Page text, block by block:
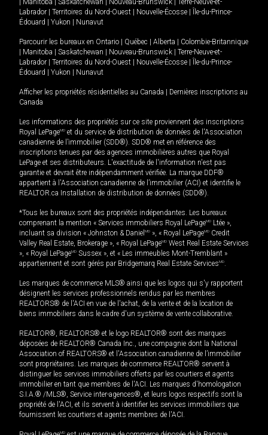
Manitoba Saskatchewan Nouveau-Brunswick
Terre-Neuve-et-
Labrador
Territoires du Nord-Ouest Nouvelle-Écosse
Île-du-Prince-
Édouard
Yukon Nunavut
Parcourir les bureaux en Ontario Québec Alberta
Colombie-Britannique
Manitoba Saskatchewan Nouveau-Brunswick
Terre-Neuve-et-
Labrador
Territoires du Nord-Ouest Nouvelle-Écosse
Île-du-Prince-
Édouard
Yukon Nunavut
Afficher les propriétés résidentielles au Canada
Dernières inscriptions au
Canada
Les informations des propriétés sur ce site proviennent des inscriptions
Royal LePageMD et du service de distribution de données de l'Association
canadienne de l’immobilier (SDD®). SDD® met en référence des
inscriptions tenues par des agences immobilières autres que Royal
LePage et ses distributeurs. L'exactitude de l'information n'est pas
garantie et devrait être indépendamment vérifiée. La marque DDF®
appartient à l'Association canadienne de l’immobilier (ACI) et identifie le
REALTOR.ca Installation de distribution de données (SDD®).
*Tous les bureaux sont des propriétés indépendantes. Les bureaux
comprenant la mention « Services immobiliers Royal LePageMD Ltée »,
incluant sa division « Johnston & Daniel MD », « Royal LePageMD Credit
Valley Real Estate, Brokerage », « Royal LePageMD West Real Estate Services
», « Royal LePageMD Sussex », et « Les immeubles Mont-Tremblant »
appartiennent et sont gérés par Bridgemarq Real Estate ServicesMD.
Les marques de commerce MLS® ainsi que les logos qui s'y rapportent
désignent les services professionnels rendus par les membres
REALTORS® de l'ACI en vue de l'achat, de la vente et de la location de
biens immobiliers dans le cadre d'un système de vente collaborative.
REALTOR®, REALTORS® et le logo REALTOR® sont des marques
déposées de REALTOR® Canada Inc., une compagnie dont la National
Association of REALTORS® et l'Association canadienne de l’immobilier
sont propriétaires. Les marques de commerce REALTOR® servent à
distinguer les services immobiliers offerts par les courtiers et agents
immobilier en tant que membres de l'ACI. Les marques d'homologation
S.I.A.® /MLS®, Service inter-agences®, et leurs logos respectifs sont la
propriété de l'ACI, et ils servent à identifier les services immobiliers que
fournissent les courtiers et agents membres de l'ACI.
MD